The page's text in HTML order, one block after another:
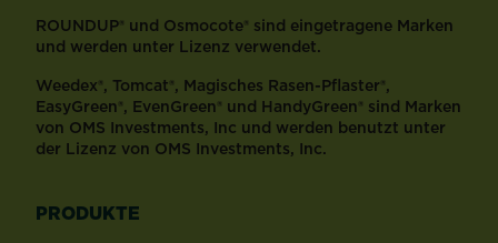
ROUNDUP® und Osmocote® sind eingetragene Marken
und werden unter Lizenz verwendet.
Weedex®, Tomcat®, Magisches Rasen-Pflaster®,
EasyGreen®, EvenGreen® und HandyGreen® sind Marken
von OMS Investments, Inc und werden benutzt unter
der Lizenz von OMS Investments, Inc.
PRODUKTE